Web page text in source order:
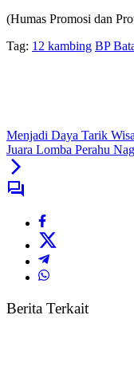
(Humas Promosi dan
Tag: 12 kambing BP
Menjadi Daya Tarik
Juara Lomba Perahu
Berita Terkait